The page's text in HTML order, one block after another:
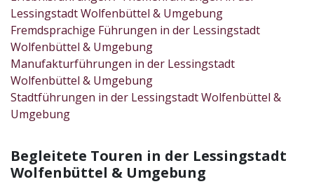
Lessingstadt Wolfenbüttel & Umgebung
Fremdsprachige Führungen in der Lessingstadt
Wolfenbüttel & Umgebung
Manufakturführungen in der Lessingstadt
Wolfenbüttel & Umgebung
Stadtführungen in der Lessingstadt Wolfenbüttel &
Umgebung
Begleitete Touren in der Lessingstadt
Wolfenbüttel & Umgebung